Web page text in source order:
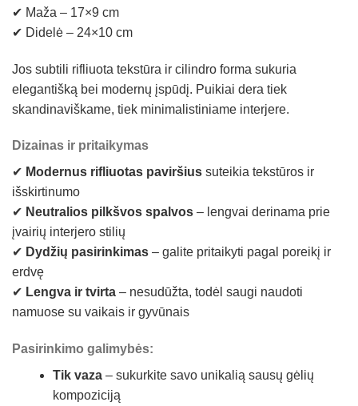
✔ Maža – 17×9 cm
✔ Didelė – 24×10 cm
Jos subtili rifliuota tekstūra ir cilindro forma sukuria
elegantišką bei modernų įspūdį. Puikiai dera tiek
skandinaviškame, tiek minimalistiniame interjere.
Dizainas ir pritaikymas
✔ Modernus rifliuotas paviršius suteikia tekstūros ir
išskirtinumo
✔ Neutralios pilkšvos spalvos – lengvai derinama prie
įvairių interjero stilių
✔ Dydžių pasirinkimas – galite pritaikyti pagal poreikį ir
erdvę
✔ Lengva ir tvirta – nesudūžta, todėl saugi naudoti
namuose su vaikais ir gyvūnais
Pasirinkimo galimybės:
Tik vaza– sukurkite savo unikalią sausų gėlių
kompoziciją